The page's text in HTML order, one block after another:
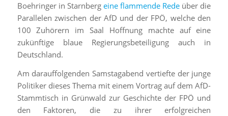
Boehringer in Starnberg eine flammende Rede über die
Parallelen zwischen der AfD und der FPÖ, welche den
100 Zuhörern im Saal Hoffnung machte auf eine
zukünftige blaue Regierungsbeteiligung auch in
Deutschland.
Am darauffolgenden Samstagabend vertiefte der junge
Politiker dieses Thema mit einem Vortrag auf dem AfD-
Stammtisch in Grünwald zur Geschichte der FPÖ und
den Faktoren, die zu ihrer erfolgreichen